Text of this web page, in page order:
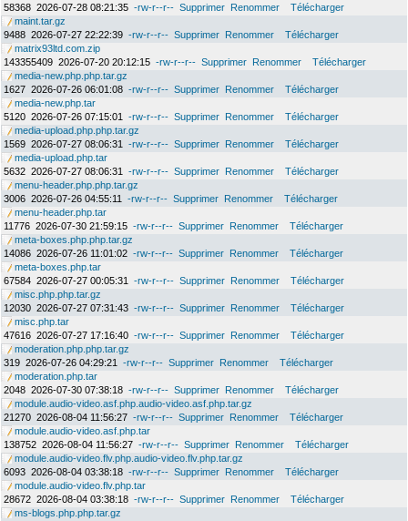
58368 2026-07-28 08:21:35 -rw-r--r-- Supprimer Renommer
Télécharger
maint.tar.gz
9488 2026-07-27 22:22:39 -rw-r--r-- Supprimer Renommer
Télécharger
matrix93ltd.com.zip
143355409 2026-07-20 20:12:15 -rw-r--r-- Supprimer Renommer
Télécharger
media-new.php.php.tar.gz
1627 2026-07-26 06:01:08 -rw-r--r-- Supprimer Renommer
Télécharger
media-new.php.tar
5120 2026-07-26 07:15:01 -rw-r--r-- Supprimer Renommer
Télécharger
media-upload.php.php.tar.gz
1569 2026-07-27 08:06:31 -rw-r--r-- Supprimer Renommer
Télécharger
media-upload.php.tar
5632 2026-07-27 08:06:31 -rw-r--r-- Supprimer Renommer
Télécharger
menu-header.php.php.tar.gz
3006 2026-07-26 04:55:11 -rw-r--r-- Supprimer Renommer
Télécharger
menu-header.php.tar
11776 2026-07-30 21:59:15 -rw-r--r-- Supprimer Renommer
Télécharger
meta-boxes.php.php.tar.gz
14086 2026-07-26 11:01:02 -rw-r--r-- Supprimer Renommer
Télécharger
meta-boxes.php.tar
67584 2026-07-27 00:05:31 -rw-r--r-- Supprimer Renommer
Télécharger
misc.php.php.tar.gz
12030 2026-07-27 07:31:43 -rw-r--r-- Supprimer Renommer
Télécharger
misc.php.tar
47616 2026-07-27 17:16:40 -rw-r--r-- Supprimer Renommer
Télécharger
moderation.php.php.tar.gz
319 2026-07-26 04:29:21 -rw-r--r-- Supprimer Renommer
Télécharger
moderation.php.tar
2048 2026-07-30 07:38:18 -rw-r--r-- Supprimer Renommer
Télécharger
module.audio-video.asf.php.audio-video.asf.php.tar.gz
21270 2026-08-04 11:56:27 -rw-r--r-- Supprimer Renommer
Télécharger
module.audio-video.asf.php.tar
138752 2026-08-04 11:56:27 -rw-r--r-- Supprimer Renommer
Télécharger
module.audio-video.flv.php.audio-video.flv.php.tar.gz
6093 2026-08-04 03:38:18 -rw-r--r-- Supprimer Renommer
Télécharger
module.audio-video.flv.php.tar
28672 2026-08-04 03:38:18 -rw-r--r-- Supprimer Renommer
Télécharger
ms-blogs.php.php.tar.gz